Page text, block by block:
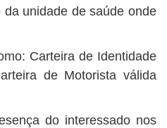
unidade de saúde onde
Carteira de Identidade
de Motorista válida
do interessado nos